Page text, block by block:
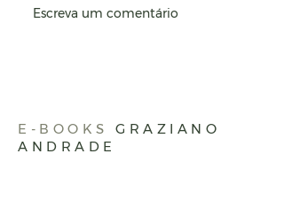
O poder de uma
Escreva um comentário
E-BOOKS
GRAZIANO
ANDRADE